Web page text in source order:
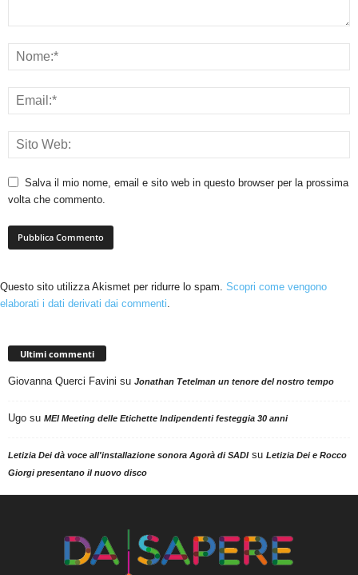
Salva il mio nome, email e sito web in questo browser per la prossima
volta che commento.
Questo sito utilizza Akismet per ridurre lo spam. Scopri come vengono
elaborati i dati derivati dai commenti.
Ultimi commenti
Giovanna Querci Favini su Jonathan Tetelman un tenore del nostro tempo
Ugo su MEI Meeting delle Etichette Indipendenti festeggia 30 anni
Letizia Dei dà voce all'installazione sonora Agorà di SADIsu Letizia Dei e Rocco
Giorgi presentano il nuovo disco